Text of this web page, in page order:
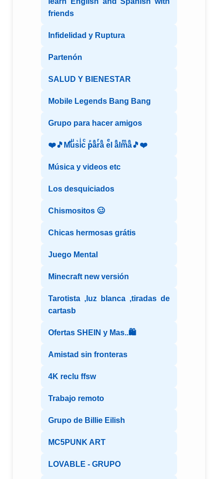
friends
Infidelidad y Ruptura
Partenón
SALUD Y BIENESTAR
Mobile Legends Bang Bang
Grupo para hacer amigos
❤️🎵Mⷨuͧs͛iͥcͨ рⷬaͣrͬaͣ eͤl aͣlmͫaͣ🎵❤️
Música y videos etc
Los desquiciados
Chismositos 🥴
Chicas hermosas grátis
Juego Mental
Minecraft new versión
Tarotista ,luz blanca ,tiradas de
cartasb
Ofertas SHEIN y Mas..🛍️
Amistad sin fronteras
4K reclu ffsw
Trabajo remoto
Grupo de Billie Eilish
MC5PUNK ART
LOVABLE - GRUPO